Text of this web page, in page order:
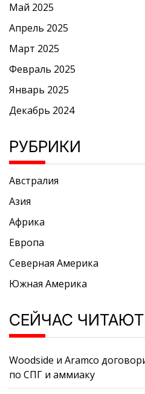
Май 2025
Апрель 2025
Март 2025
Февраль 2025
Январь 2025
Декабрь 2024
РУБРИКИ
Австралия
Азия
Африка
Европа
Северная Америка
Южная Америка
СЕЙЧАС ЧИТАЮТ
Woodside и Aramco
по СПГ и аммиаку